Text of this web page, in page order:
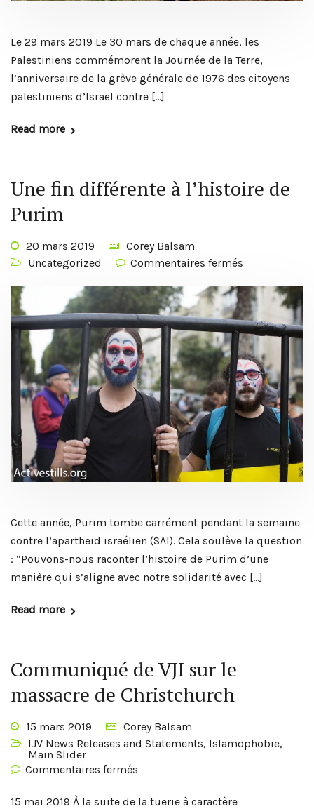
Le 29 mars 2019 Le 30 mars de chaque année, les
Palestiniens commémorent la Journée de la Terre,
l’anniversaire de la grève générale de 1976 des citoyens
palestiniens d’Israël contre […]
Read more
Une fin différente à l’histoire de
Purim
20 mars 2019
Corey Balsam
Uncategorized
Commentaires fermés
Cette année, Purim tombe carrément pendant la semaine
contre l’apartheid israélien (SAI). Cela soulève la question
: “Pouvons-nous raconter l’histoire de Purim d’une
manière qui s’aligne avec notre solidarité avec […]
Read more
Communiqué de VJI sur le
massacre de Christchurch
15 mars 2019
Corey Balsam
IJV News Releases and Statements, Islamophobie,
Main Slider
Commentaires fermés
15 mai 2019 À la suite de la tuerie à caractère